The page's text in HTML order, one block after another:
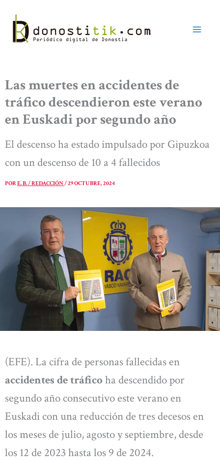
contenido
Las muertes en accidentes de
tráfico descendieron este verano
en Euskadi por segundo año
El descenso ha estado impulsado por Gipuzkoa
con un descenso de 10 a 4 fallecidos
PORE. B. / REDACCIÓN/29 OCTUBRE, 2024
(EFE). La cifra de personas fallecidas en
accidentes de tráfico ha descendido por
segundo año consecutivo este verano en
Euskadi con una reducción de tres decesos en
los meses de julio, agosto y septiembre, desde
los 12 de 2023 hasta los 9 de 2024.